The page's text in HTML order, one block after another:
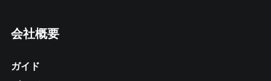
会社概要
ガイド